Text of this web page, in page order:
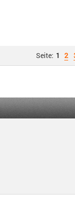
Seite: 1 2